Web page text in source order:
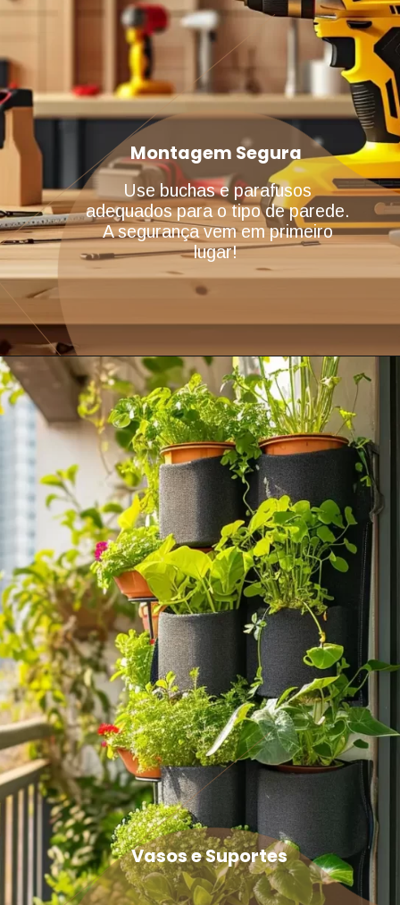
Use buchas e parafusos
adequados para o tipo de parede.
A segurança vem em primeiro
lugar!
Montagem Segura
Vasos e Suportes